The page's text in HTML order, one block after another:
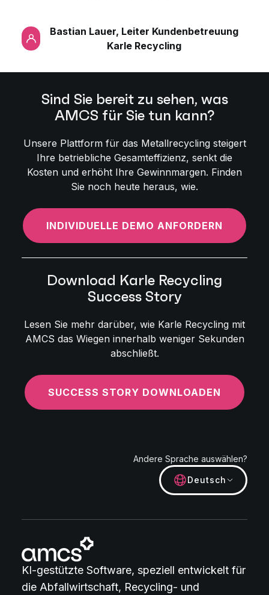
Bastian Lauer, Leiter Kundenbetreuung
Karle Recycling
Sind Sie bereit zu sehen, was
AMCS für Sie tun kann?
Unsere Plattform für das Metallrecycling steigert
Ihre betriebliche Gesamteffizienz, senkt die
Kosten und erhöht Ihre Gewinnmargen. Finden
Sie noch heute heraus, wie.
INDIVIDUELLE DEMO ANFORDERN
Download Karle Recycling
Success Story
Lesen Sie mehr darüber, wie Karle Recycling mit
AMCS das Wiegen innerhalb weniger Sekunden
abschließt.
SUCCESS STORY DOWNLOADEN
Andere Sprache auswählen?
Deutsch
KI-gestützte Software, speziell entwickelt für
die Abfallwirtschaft, Recycling- und